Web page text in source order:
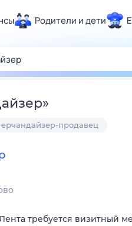
Родители и дети
Развлечения и
Карьера
Гороскопы
»
продавец
требуется визитный